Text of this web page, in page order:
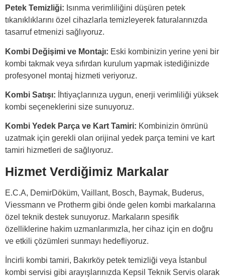
Petek Temizliği: Isınma verimliliğini düşüren petek
tıkanıklıklarını özel cihazlarla temizleyerek faturalarınızda
tasarruf etmenizi sağlıyoruz.
Kombi Değişimi ve Montajı: Eski kombinizin yerine yeni bir
kombi takmak veya sıfırdan kurulum yapmak istediğinizde
profesyonel montaj hizmeti veriyoruz.
Kombi Satışı: İhtiyaçlarınıza uygun, enerji verimliliği yüksek
kombi seçeneklerini size sunuyoruz.
Kombi Yedek Parça ve Kart Tamiri: Kombinizin ömrünü
uzatmak için gerekli olan orijinal yedek parça temini ve kart
tamiri hizmetleri de sağlıyoruz.
Hizmet Verdiğimiz Markalar
E.C.A, DemirDöküm, Vaillant, Bosch, Baymak, Buderus,
Viessmann ve Protherm gibi önde gelen kombi markalarına
özel teknik destek sunuyoruz. Markaların spesifik
özelliklerine hakim uzmanlarımızla, her cihaz için en doğru
ve etkili çözümleri sunmayı hedefliyoruz.
İncirli kombi tamiri, Bakırköy petek temizliği veya İstanbul
kombi servisi gibi arayışlarınızda Kepsil Teknik Servis olarak